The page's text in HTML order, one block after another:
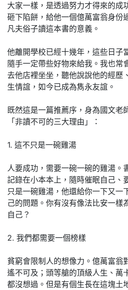
大家一樣，是透過努力才得來的成
砸下陷餅，給他一個億萬富翁身份
凡夫俗子讀這本書的意義。
他離開學校已經十幾年，這些日子
隨手一定帶些好物來給我。我也常
去他店裡坐坐，聽他說說他的經歷
生情誼，如今已成為雋永友誼。
既然這是一篇推薦序，身為國文老
「非讀不可的三大理由」：
1. 這不只是一碗雞湯
人要成功，需要一碗一碗的雞湯。
記錄在小本本上，隨時催眠自己、
只是一碗雞湯，他還給你一下又一
己的問題。你有沒有像法比安一樣
自己？
2. 我們都需要一個榜樣
貧窮會限制人的想像力。億萬富翁
遙不可及；頭等艙的頂級人生、萬
都沒想過。但是有個生長在這塊土